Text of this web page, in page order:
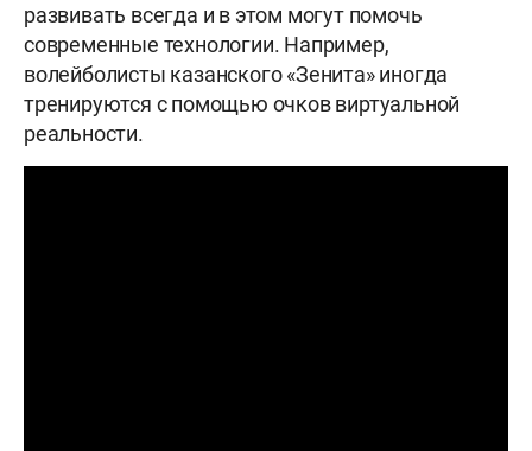
развивать всегда и в этом могут помочь
современные технологии. Например,
волейболисты казанского «Зенита» иногда
тренируются с помощью очков виртуальной
реальности.